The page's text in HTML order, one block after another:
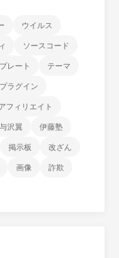
ウイルス
ソースコード
レート テーマ
プラグイン
フィリエイト
与沢翼 伊藤塾
掲示板 改ざん
画像 詐欺